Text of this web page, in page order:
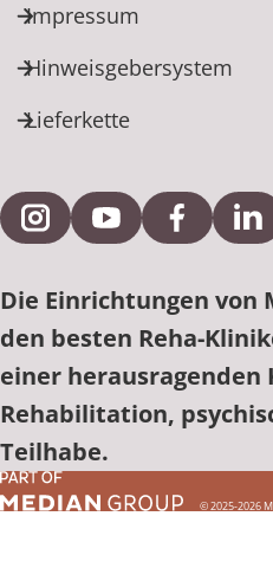
Impressum
Hinweisgebersystem
Lieferkette
Externe Verlinkung zu
ExterneExterne
Die Einrichtungen von
den besten Reha-
einer herausragenden
Rehabilitation,
Teilhabe.
© 2025-2026